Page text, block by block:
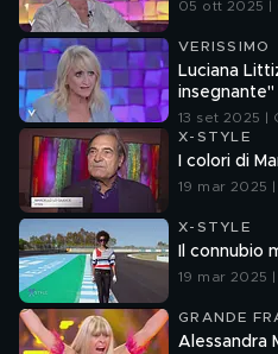
05 ott 2025 |
VERISSIMO
Luciana
insegnante"
13 set 2025 |
X-STYLE
I colori di
19 mar 2025
X-STYLE
Il connubio
19 mar 2025
GRANDE
Alessandra